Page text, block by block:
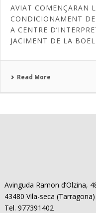
AVIAT COMENÇARAN
CONDICIONAMENT
A CENTRE
JACIMENT DE LA
Read More
Avinguda Ramon d’Olzina,
43480 Vila-seca (Tarragona)
Tel. 977391402